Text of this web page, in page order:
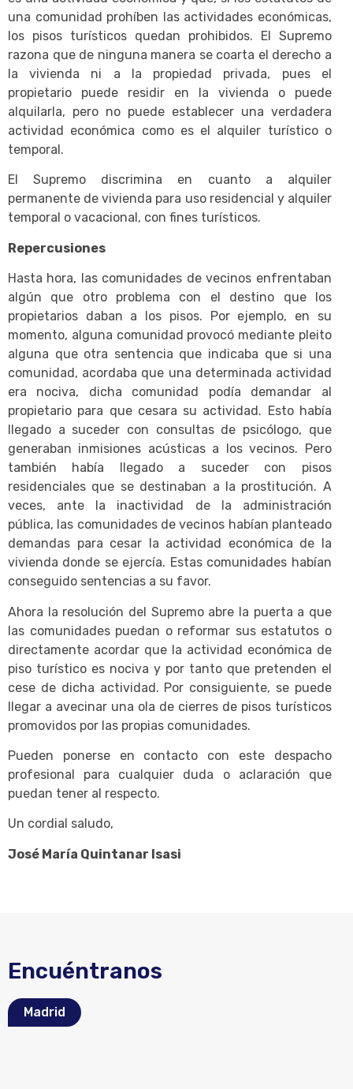
una comunidad prohíben las actividades económicas,
los pisos turísticos quedan prohibidos. El Supremo
razona que de ninguna manera se coarta el derecho a
la vivienda ni a la propiedad privada, pues el
propietario puede residir en la vivienda o puede
alquilarla, pero no puede establecer una verdadera
actividad económica como es el alquiler turístico o
temporal.
El Supremo discrimina en cuanto a alquiler
permanente de vivienda para uso residencial y alquiler
temporal o vacacional, con fines turísticos.
Repercusiones
Hasta hora, las comunidades de vecinos enfrentaban
algún que otro problema con el destino que los
propietarios daban a los pisos. Por ejemplo, en su
momento, alguna comunidad provocó mediante pleito
alguna que otra sentencia que indicaba que si una
comunidad, acordaba que una determinada actividad
era nociva, dicha comunidad podía demandar al
propietario para que cesara su actividad. Esto había
llegado a suceder con consultas de psicólogo, que
generaban inmisiones acústicas a los vecinos. Pero
también había llegado a suceder con pisos
residenciales que se destinaban a la prostitución. A
veces, ante la inactividad de la administración
pública, las comunidades de vecinos habían planteado
demandas para cesar la actividad económica de la
vivienda donde se ejercía. Estas comunidades habían
conseguido sentencias a su favor.
Ahora la resolución del Supremo abre la puerta a que
las comunidades puedan o reformar sus estatutos o
directamente acordar que la actividad económica de
piso turístico es nociva y por tanto que pretenden el
cese de dicha actividad. Por consiguiente, se puede
llegar a avecinar una ola de cierres de pisos turísticos
promovidos por las propias comunidades.
Pueden ponerse en contacto con este despacho
profesional para cualquier duda o aclaración que
puedan tener al respecto.
Un cordial saludo,
José María Quintanar Isasi
Encuéntranos
Madrid